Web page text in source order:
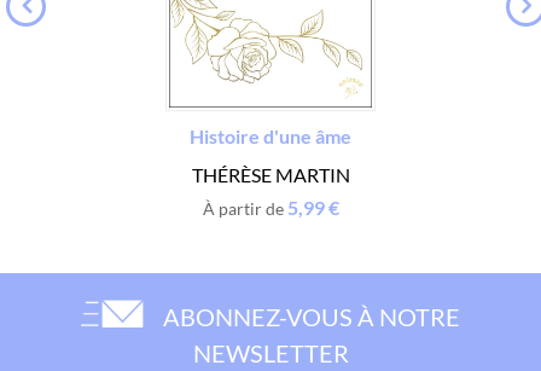
Histoire d'une âme
THÉRÈSE MARTIN
À partir de 5,99 €
ABONNEZ-VOUS À NOTRE
NEWSLETTER